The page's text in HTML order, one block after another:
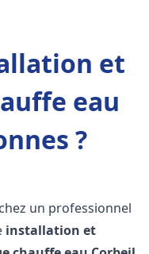
et
eau
?
un professionnel
installation et